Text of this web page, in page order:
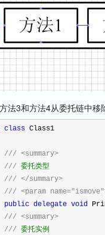
法3和方法4从委托链中移
class Class1
/// <summary>
/// 委托类型
/// </summary>
/// <param
public delegate void
/// <summary>
/// 委托实例